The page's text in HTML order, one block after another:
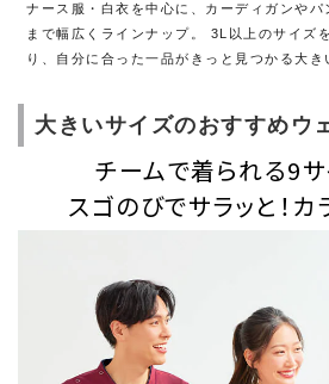
ナース服・白衣を中心に、カーディガンやパ
まで幅広くラインナップ。 3L以上のサイズ
り、自分に合った一品がきっと見つかる大き
大きいサイズのおすすめウ
チームで着られる9サ
スゴのびでサラッと！